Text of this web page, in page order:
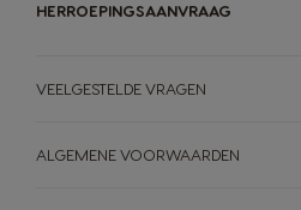
HERROEPINGSAANVRAAG
VEELGESTELDE VRAGEN
ALGEMENE VOORWAARDEN